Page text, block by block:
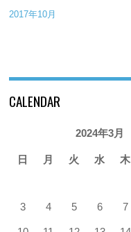
2017年10月
CALENDAR
2024年3月
日 月 火 水 木
3 4 5 6 7